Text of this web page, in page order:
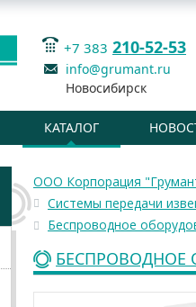
+7 383 210-52-53
info@grumant.ru
Новосибирск
КАТАЛОГ
ООО Корпорация
Системы передачи
Беспроводное
БЕСПРОВОДНОЕ